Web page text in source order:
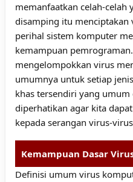
memanfaatkan celah-celah
disamping itu menciptakan
perihal sistem komputer
kemampuan
mengelompokkan virus
umumnya untuk setiap
khas tersendiri yang
diperhatikan agar kita
kepada serangan virus-
Kemampuan Dasar
Definisi umum virus